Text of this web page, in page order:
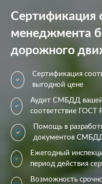
Сертификация
менеджмента
дорожного
Сертификация
выгодной цене
Аудит СМБДД
соответствие
Помощь в
документов
Ежегодный
период действия
Возможность